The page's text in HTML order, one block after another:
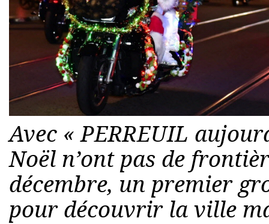
Avec « PERREUIL
Noël n’ont pas de
décembre, un premier
pour découvrir la ville